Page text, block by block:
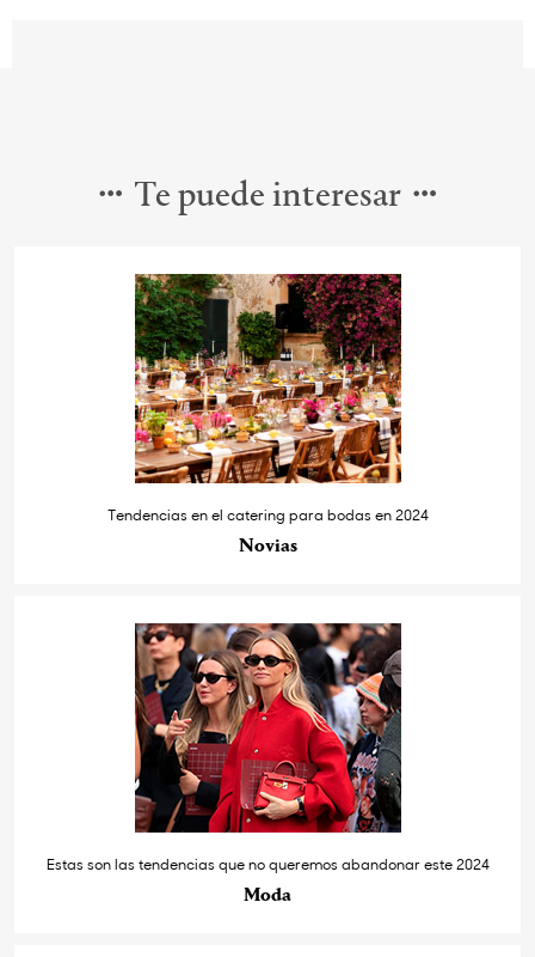
Te puede interesar
Tendencias en el catering para bodas en 2024
Novias
Estas son las tendencias que no queremos abandonar este 2024
Moda